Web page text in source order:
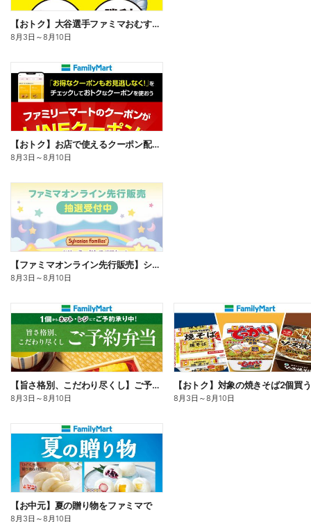
【おトク】大谷選手ファミマおむすび割
8月3日 ～8月10日
【おトク】お店で使えるクーポン配信中
8月3日 ～8月10日
【ファミマオンライン先行販売】シルバニアファミリー
8月3日 ～8月10日
【旨さ格別、こだわり尽くし】ご予約弁当
8月3日 ～8月10日 8月3日 ～8月10日
【お中元】夏の贈り物をファミマで
8月3日 ～8月10日